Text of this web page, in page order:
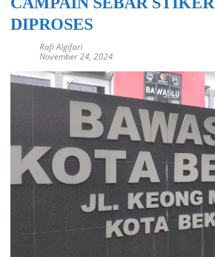
DIPROSES
Rafi Algifari
November 24, 2024